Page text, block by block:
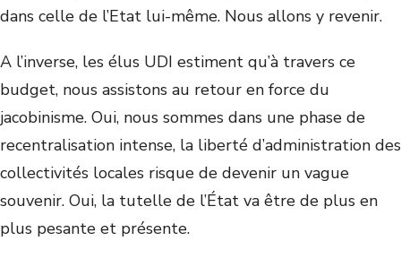
dans celle de l’Etat lui-même. Nous allons y revenir.
A l’inverse, les élus UDI estiment qu’à travers ce
budget, nous assistons au retour en force du
jacobinisme. Oui, nous sommes dans une phase de
recentralisation intense, la liberté d’administration des
collectivités locales risque de devenir un vague
souvenir. Oui, la tutelle de l’État va être de plus en
plus pesante et présente.